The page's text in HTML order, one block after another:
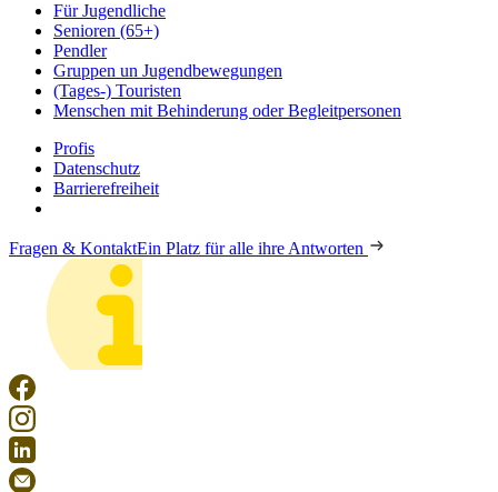
Für Jugendliche
Senioren (65+)
Pendler
Gruppen un Jugendbewegungen
(Tages-) Touristen
Menschen mit Behinderung oder Begleitpersonen
Profis
Datenschutz
Barrierefreiheit
Fragen & KontaktEin Platz für alle ihre Antworten